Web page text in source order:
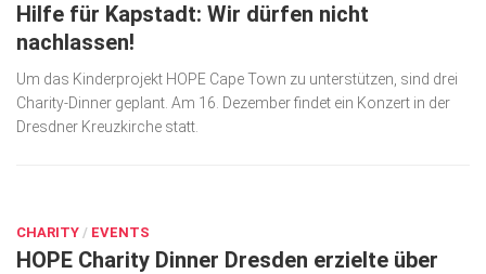
Hilfe für Kapstadt: Wir dürfen nicht
nachlassen!
Um das Kinderprojekt HOPE Cape Town zu unterstützen, sind drei
Charity-Dinner geplant. Am 16. Dezember findet ein Konzert in der
Dresdner Kreuzkirche statt.
CHARITY / EVENTS
HOPE Charity Dinner Dresden erzielte über